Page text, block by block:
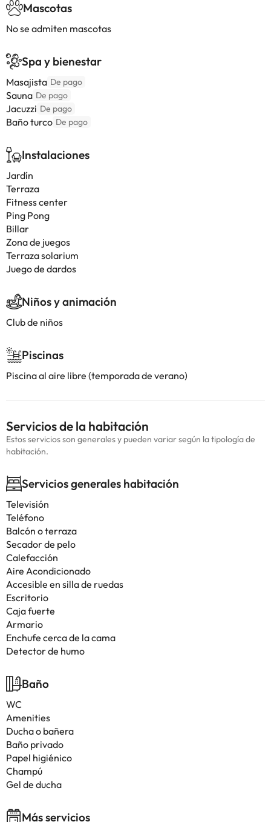
Mascotas
No se admiten mascotas
Spa y bienestar
Masajista De pago
Sauna De pago
Jacuzzi De pago
Baño turco De pago
Instalaciones
Jardín
Terraza
Fitness center
Ping Pong
Billar
Zona de juegos
Terraza solarium
Juego de dardos
Niños y animación
Club de niños
Piscinas
Piscina al aire libre (temporada de verano)
Servicios de la habitación
Estos servicios son generales y pueden variar según la tipología de
habitación.
Servicios generales habitación
Televisión
Teléfono
Balcón o terraza
Secador de pelo
Calefacción
Aire Acondicionado
Accesible en silla de ruedas
Escritorio
Caja fuerte
Armario
Enchufe cerca de la cama
Detector de humo
Baño
WC
Amenities
Ducha o bañera
Baño privado
Papel higiénico
Champú
Gel de ducha
Más servicios